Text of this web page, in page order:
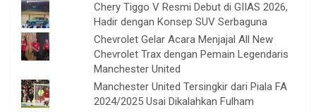
Chery Tiggo V Resmi Debut di GIIAS 2026,
Hadir dengan Konsep SUV Serbaguna
Chevrolet Gelar Acara Menjajal All New
Chevrolet Trax dengan Pemain Legendaris
Manchester United
Manchester United Tersingkir dari Piala FA
2024/2025 Usai Dikalahkan Fulham